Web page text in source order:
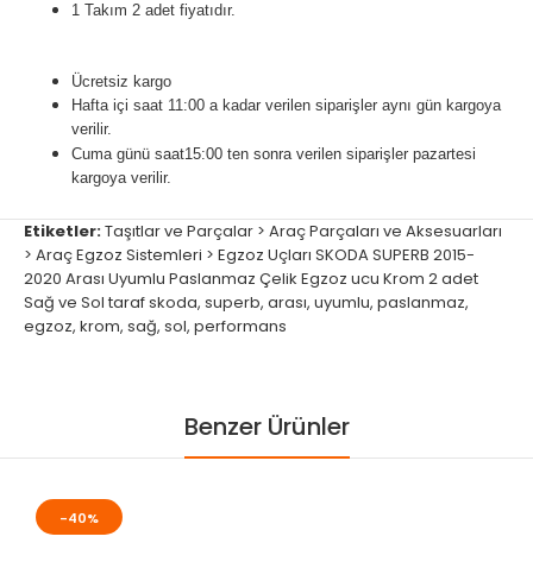
1 Takım 2 adet fiyatıdır.
Ücretsiz kargo
Hafta içi saat 11:00 a kadar verilen siparişler aynı gün kargoya
verilir.
Cuma günü saat15:00 ten sonra verilen siparişler pazartesi
kargoya verilir.
Etiketler:Taşıtlar ve Parçalar > Araç Parçaları ve Aksesuarları
> Araç Egzoz Sistemleri > Egzoz Uçları SKODA SUPERB 2015-
2020 Arası Uyumlu Paslanmaz Çelik Egzoz ucu Krom 2 adet
Sağ ve Sol taraf skoda, superb, arası, uyumlu, paslanmaz,
egzoz, krom, sağ, sol, performans
Benzer Ürünler
-40%